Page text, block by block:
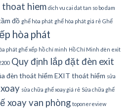
thoat hiem dich vu cai dat tan so bo dam
đồ ghế hòa phát ghế hòa phát giá rẻ Ghế
hòa phát
phát ghế xếp hồ chí minh Hồ Chí Minh đèn exit
Quy định lắp đặt đèn exit
đèn thoát hiểm EXIT thoát hiểm sửa
sửa chữa ghế xoay giá rẻ Sửa chữa ghế
xoay van phòng toponereview